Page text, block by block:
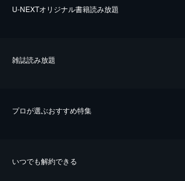
U-NEXTオリジナル書籍読み放題
雑誌読み放題
プロが選ぶおすすめ特集
いつでも解約できる